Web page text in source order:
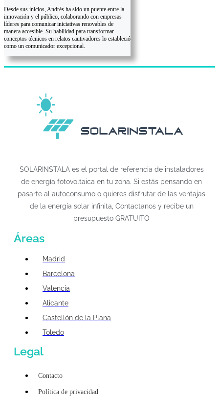
Desde sus inicios, Andrés ha sido un puente entre la
innovación y el público, colaborando con empresas
líderes para comunicar iniciativas renovables de
manera accesible. Su habilidad para transformar
conceptos técnicos en relatos cautivadores lo estableció
como un comunicador excepcional.
SOLARINSTALA es el portal de referencia de instaladores
de energía fotovoltaica en tu zona. Si estás pensando en
pasarte al autoconsumo o quieres disfrutar de las ventajas
de la energía solar infinita, Contactanos y recibe un
presupuesto GRATUITO
Áreas
Madrid
Barcelona
Valencia
Alicante
Castellón de la Plana
Toledo
Legal
Contacto
Política de privacidad